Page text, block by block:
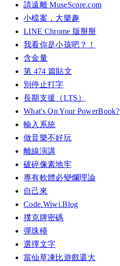
請遠離 MuseScore.com
小檔案，大樂趣
LINE Chrome 版掰掰
我看你是小孩吧？！
含金量
第 474 篇貼文
別停止打字
長期支援（LTS）
What's On Your PowerBook?
輸入系統
做音樂不好玩
離線演講
破碎像素地牢
專有軟體必變爛理論
自己來
Code.Wiwi.Blog
撲克牌密碼
彈珠檯
選擇文字
當仙草凍比遊戲還大